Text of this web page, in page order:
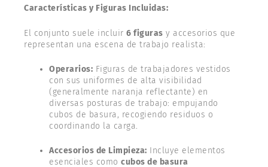
Características y Figuras Incluidas:
El conjunto suele incluir 6 figuras y accesorios que
representan una escena de trabajo realista:
Operarios: Figuras de trabajadores vestidos
con sus uniformes de alta visibilidad
(generalmente naranja reflectante) en
diversas posturas de trabajo: empujando
cubos de basura, recogiendo residuos o
coordinando la carga.
Accesorios de Limpieza: Incluye elementos
esenciales como cubos de basura